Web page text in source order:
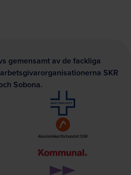
gemensamt av de fackliga
SKR
Sobona.